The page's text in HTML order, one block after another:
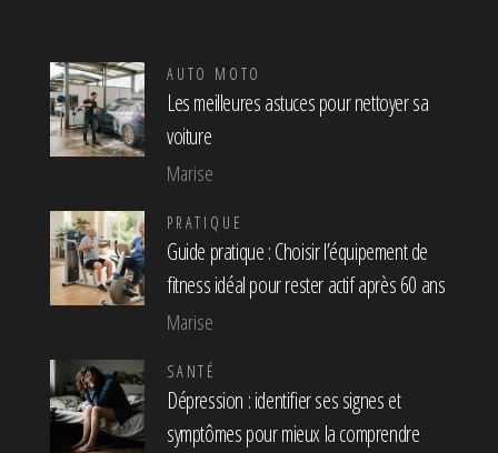
AUTO MOTO
Les meilleures astuces pour nettoyer sa
voiture
Marise
PRATIQUE
Guide pratique : Choisir l’équipement de
fitness idéal pour rester actif après 60 ans
Marise
SANTÉ
Dépression : identifier ses signes et
symptômes pour mieux la comprendre